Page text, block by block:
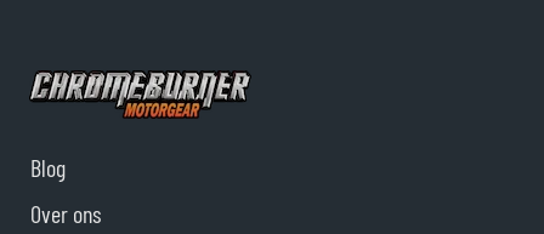
Blog
Over ons